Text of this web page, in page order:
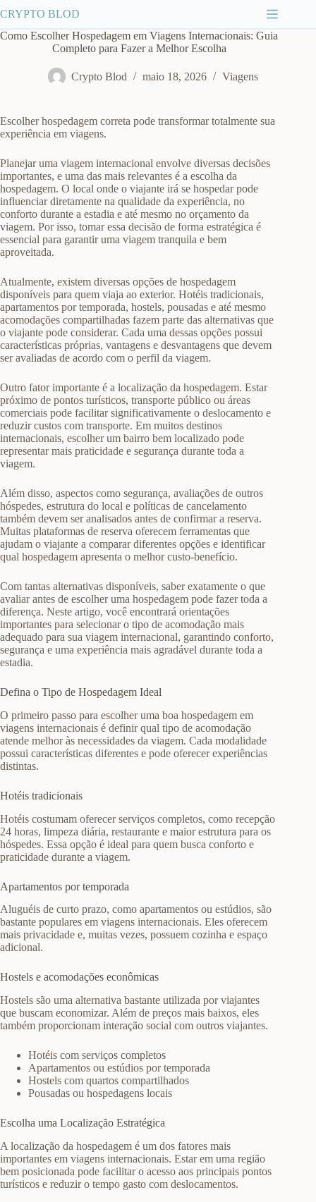
para
o
conteúdo
CRYPTO BLOD
Como Escolher Hospedagem em Viagens Internacionais: Guia
Completo para Fazer a Melhor Escolha
Crypto Blod maio 18, 2026 Viagens
Escolher hospedagem correta pode transformar totalmente sua
experiência em viagens.
Planejar uma viagem internacional envolve diversas decisões
importantes, e uma das mais relevantes é a escolha da
hospedagem. O local onde o viajante irá se hospedar pode
influenciar diretamente na qualidade da experiência, no
conforto durante a estadia e até mesmo no orçamento da
viagem. Por isso, tomar essa decisão de forma estratégica é
essencial para garantir uma viagem tranquila e bem
aproveitada.
Atualmente, existem diversas opções de hospedagem
disponíveis para quem viaja ao exterior. Hotéis tradicionais,
apartamentos por temporada, hostels, pousadas e até mesmo
acomodações compartilhadas fazem parte das alternativas que
o viajante pode considerar. Cada uma dessas opções possui
características próprias, vantagens e desvantagens que devem
ser avaliadas de acordo com o perfil da viagem.
Outro fator importante é a localização da hospedagem. Estar
próximo de pontos turísticos, transporte público ou áreas
comerciais pode facilitar significativamente o deslocamento e
reduzir custos com transporte. Em muitos destinos
internacionais, escolher um bairro bem localizado pode
representar mais praticidade e segurança durante toda a
viagem.
Além disso, aspectos como segurança, avaliações de outros
hóspedes, estrutura do local e políticas de cancelamento
também devem ser analisados antes de confirmar a reserva.
Muitas plataformas de reserva oferecem ferramentas que
ajudam o viajante a comparar diferentes opções e identificar
qual hospedagem apresenta o melhor custo-benefício.
Com tantas alternativas disponíveis, saber exatamente o que
avaliar antes de escolher uma hospedagem pode fazer toda a
diferença. Neste artigo, você encontrará orientações
importantes para selecionar o tipo de acomodação mais
adequado para sua viagem internacional, garantindo conforto,
segurança e uma experiência mais agradável durante toda a
estadia.
Defina o Tipo de Hospedagem Ideal
O primeiro passo para escolher uma boa hospedagem em
viagens internacionais é definir qual tipo de acomodação
atende melhor às necessidades da viagem. Cada modalidade
possui características diferentes e pode oferecer experiências
distintas.
Hotéis tradicionais
Hotéis costumam oferecer serviços completos, como recepção
24 horas, limpeza diária, restaurante e maior estrutura para os
hóspedes. Essa opção é ideal para quem busca conforto e
praticidade durante a viagem.
Apartamentos por temporada
Aluguéis de curto prazo, como apartamentos ou estúdios, são
bastante populares em viagens internacionais. Eles oferecem
mais privacidade e, muitas vezes, possuem cozinha e espaço
adicional.
Hostels e acomodações econômicas
Hostels são uma alternativa bastante utilizada por viajantes
que buscam economizar. Além de preços mais baixos, eles
também proporcionam interação social com outros viajantes.
Hotéis com serviços completos
Apartamentos ou estúdios por temporada
Hostels com quartos compartilhados
Pousadas ou hospedagens locais
Escolha uma Localização Estratégica
A localização da hospedagem é um dos fatores mais
importantes em viagens internacionais. Estar em uma região
bem posicionada pode facilitar o acesso aos principais pontos
turísticos e reduzir o tempo gasto com deslocamentos.